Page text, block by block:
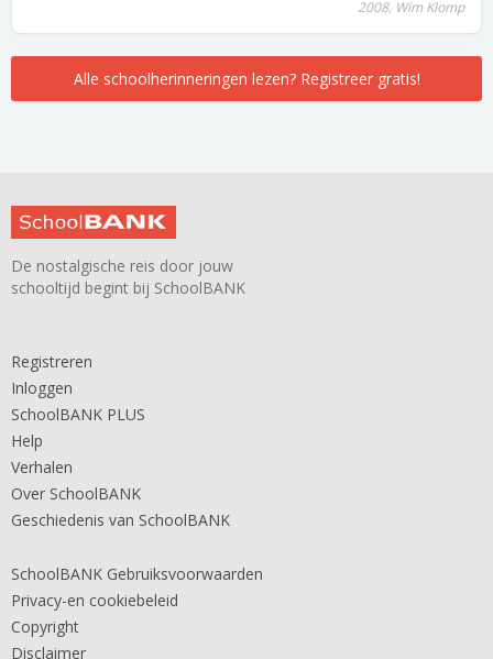
2008, Wim Klomp
Alle schoolherinneringen lezen? Registreer gratis!
De nostalgische reis door jouw
schooltijd begint bij SchoolBANK
Registreren
Inloggen
SchoolBANK PLUS
Help
Verhalen
Over SchoolBANK
Geschiedenis van SchoolBANK
SchoolBANK Gebruiksvoorwaarden
Privacy-en cookiebeleid
Copyright
Disclaimer